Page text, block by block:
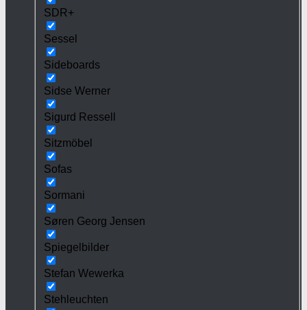
SDR+
Sessel
Sideboards
Sidse Werner
Sigurd Ressell
Sitzmöbel
Sofas
Sormani
Søren Georg Jensen
Spiegelbilder
Stefan Wewerka
Stehleuchten